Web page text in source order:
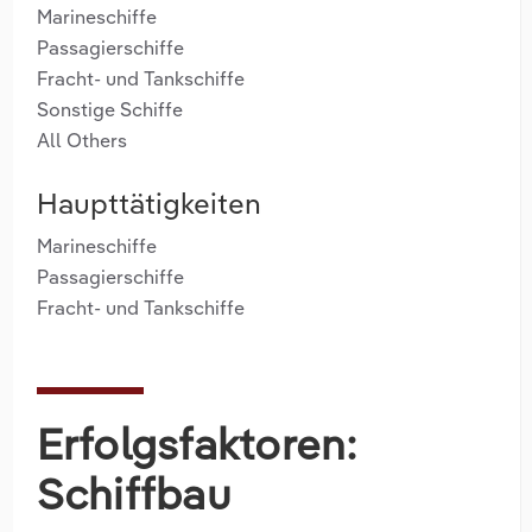
Marineschiffe
Passagierschiffe
Fracht- und Tankschiffe
Sonstige Schiffe
All Others
Haupttätigkeiten
Marineschiffe
Passagierschiffe
Fracht- und Tankschiffe
Erfolgsfaktoren:
Schiffbau